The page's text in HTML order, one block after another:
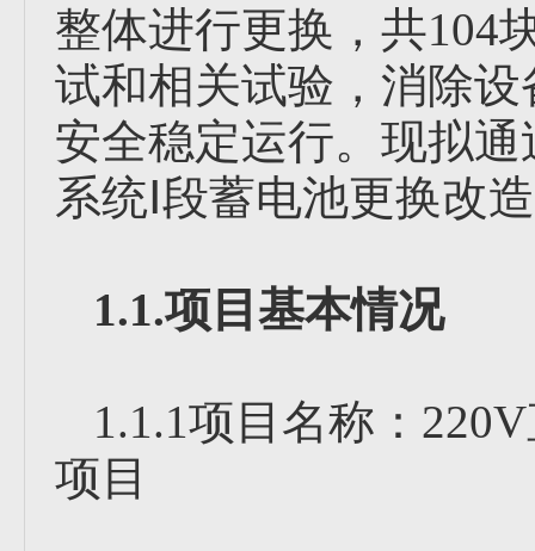
整体进行更换，共104
试和相关试验，消除
安全稳定运行。现拟
系统Ⅰ段蓄电池更换改
1.1.项目基本情况
1.1.1项目名称：
项目